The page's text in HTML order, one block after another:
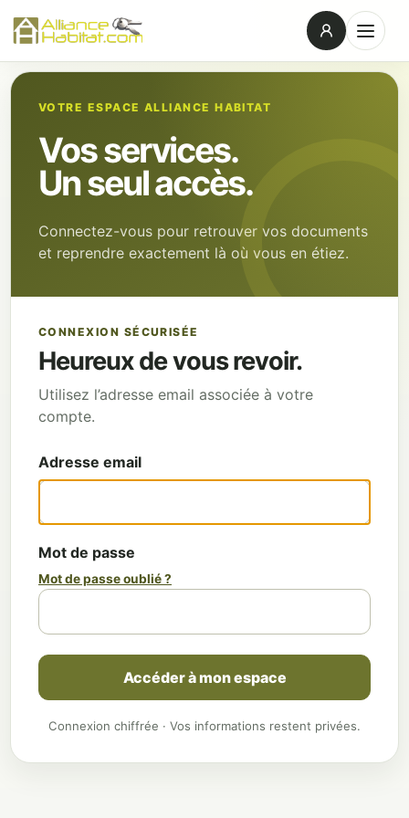
VOTRE ESPACE ALLIANCE HABITAT
Vos services.
Un seul accès.
Connectez-vous pour retrouver vos documents
et reprendre exactement là où vous en étiez.
CONNEXION SÉCURISÉE
Heureux de vous revoir.
Utilisez l’adresse email associée à votre
compte.
Adresse email
Mot de passe
Mot de passe oublié ?
Accéder à mon espace
Connexion chiffrée · Vos informations restent privées.